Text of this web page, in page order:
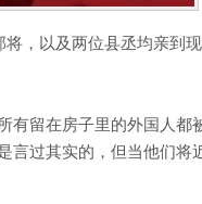
，以及两位县丞均亲到
有留在房子里的外国人都
言过其实的，但当他们